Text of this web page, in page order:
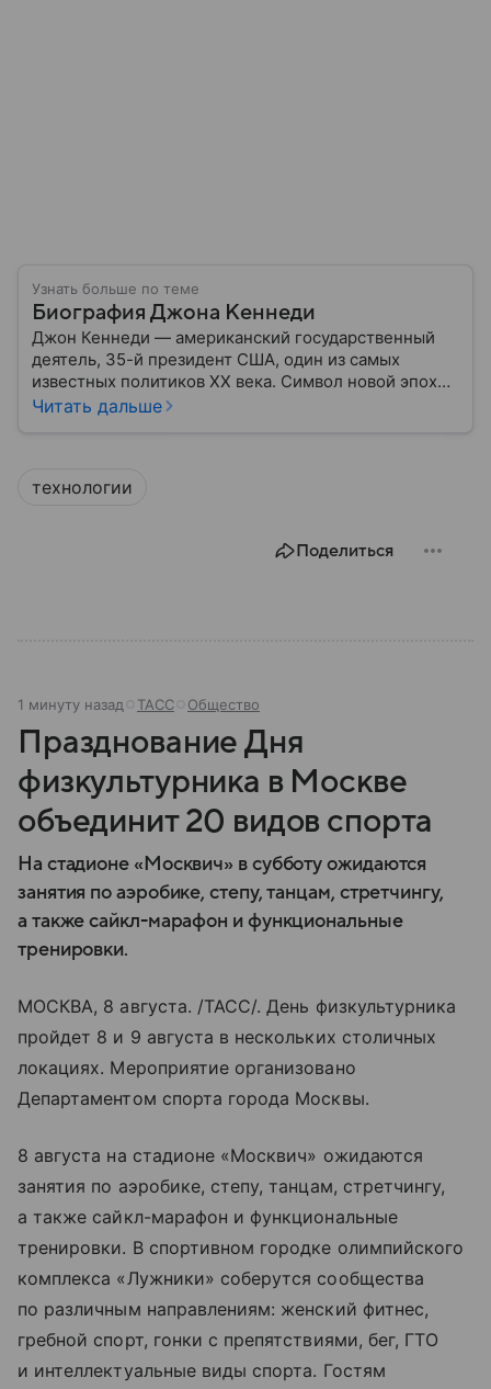
Узнать больше по теме
Биография Джона Кеннеди
Джон Кеннеди — американский государственный
деятель, 35-й президент США, один из самых
известных политиков XX века. Символ новой эпохи,
сам он ушел слишком рано — жизнь оборвала пуля
Читать дальше
технологии
Поделиться
1 минуту назад ТАСС Общество
Празднование Дня
физкультурника в Москве
объединит 20 видов спорта
На стадионе «Москвич» в субботу ожидаются
занятия по аэробике, степу, танцам, стретчингу,
а также сайкл-марафон и функциональные
тренировки.
МОСКВА, 8 августа. /ТАСС/. День физкультурника
пройдет 8 и 9 августа в нескольких столичных
локациях. Мероприятие организовано
Департаментом спорта города Москвы.
8 августа на стадионе «Москвич» ожидаются
занятия по аэробике, степу, танцам, стретчингу,
а также сайкл-марафон и функциональные
тренировки. В спортивном городке олимпийского
комплекса «Лужники» соберутся сообщества
по различным направлениям: женский фитнес,
гребной спорт, гонки с препятствиями, бег, ГТО
и интеллектуальные виды спорта. Гостям